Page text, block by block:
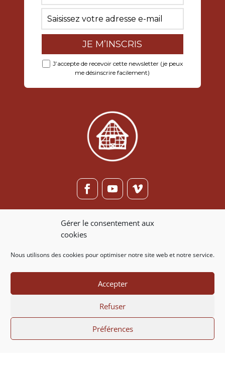
Gérer le consentement aux
cookies
Nous utilisons des cookies pour optimiser notre site web et notre service.
Accepter
Refuser
Préférences
J’accepte de recevoir cette newsletter (je peux
me désinscrire facilement)
ASMA
la Maison Alsacienne
Nous contacter
07 86 20 53 88